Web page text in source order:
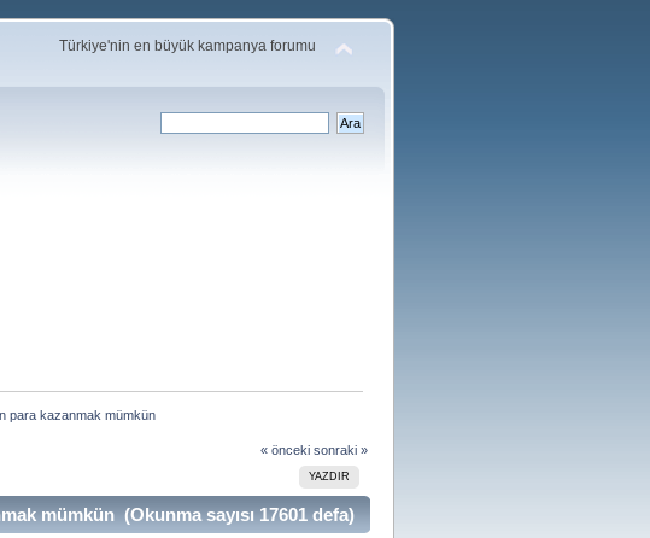
Türkiye'nin en büyük kampanya forumu
para kazanmak mümkün
« önceki sonraki »
YAZDIR
mümkün (Okunma sayısı 17601 defa)